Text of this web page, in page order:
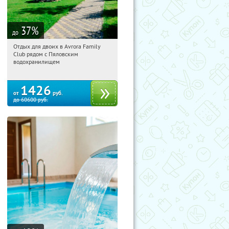
до 37%
11:50:35 Купили:
Московская обл., Мытищинский р-н,
Отдых для двоих в Avrora Family
Club рядом с Пяловским
водохранилищем
от 1426 руб.
до60600руб.